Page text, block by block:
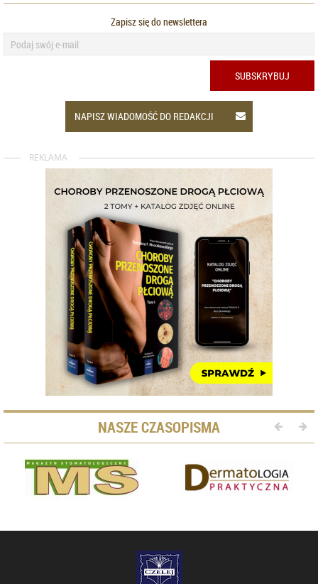
Zapisz się do newslettera
SUBSKRYBUJ
NAPISZ WIADOMOŚĆ DO REDAKCJI
REKLAMA
NASZE CZASOPISMA